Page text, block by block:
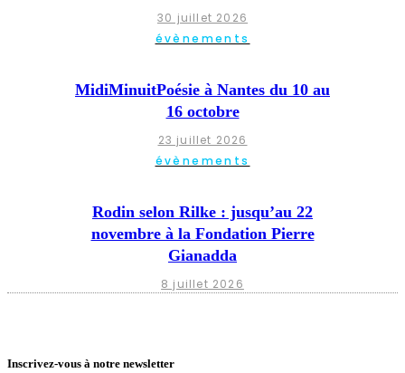
30 juillet 2026
évènements
MidiMinuitPoésie à Nantes du 10 au
16 octobre
23 juillet 2026
évènements
Rodin selon Rilke : jusqu’au 22
novembre à la Fondation Pierre
Gianadda
8 juillet 2026
Inscrivez-vous à notre newsletter